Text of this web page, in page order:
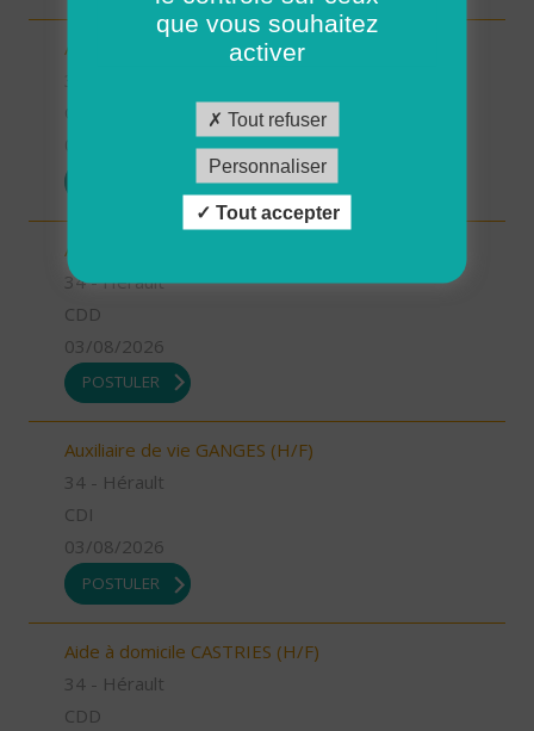
Aide à domicile LE CRES (H/F)
Aide à domicile GANGES (H/F)
34 - Hérault
CDD
03/08/2026
POSTULER
Auxiliaire de vie GANGES (H/F)
34 - Hérault
CDI
03/08/2026
POSTULER
Aide à domicile CASTRIES (H/F)
34 - Hérault
CDD
que vous souhaitez
activer
Tout refuser
Personnaliser
Tout accepter